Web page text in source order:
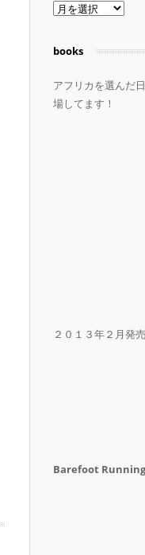
ア
カ
ブ
books
アフリカを選んだ
場してます！
２０１３年２月発
Barefoot